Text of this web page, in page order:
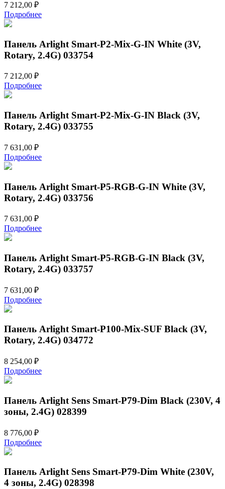
7 212,00 ₽
Подробнее
Панель Arlight Smart-P2-Mix-G-IN White (3V,
Rotary, 2.4G) 033754
7 212,00 ₽
Подробнее
Панель Arlight Smart-P2-Mix-G-IN Black (3V,
Rotary, 2.4G) 033755
7 631,00 ₽
Подробнее
Панель Arlight Smart-P5-RGB-G-IN White (3V,
Rotary, 2.4G) 033756
7 631,00 ₽
Подробнее
Панель Arlight Smart-P5-RGB-G-IN Black (3V,
Rotary, 2.4G) 033757
7 631,00 ₽
Подробнее
Панель Arlight Smart-P100-Mix-SUF Black (3V,
Rotary, 2.4G) 034772
8 254,00 ₽
Подробнее
Панель Arlight Sens Smart-P79-Dim Black (230V, 4
зоны, 2.4G) 028399
8 776,00 ₽
Подробнее
Панель Arlight Sens Smart-P79-Dim White (230V,
4 зоны, 2.4G) 028398